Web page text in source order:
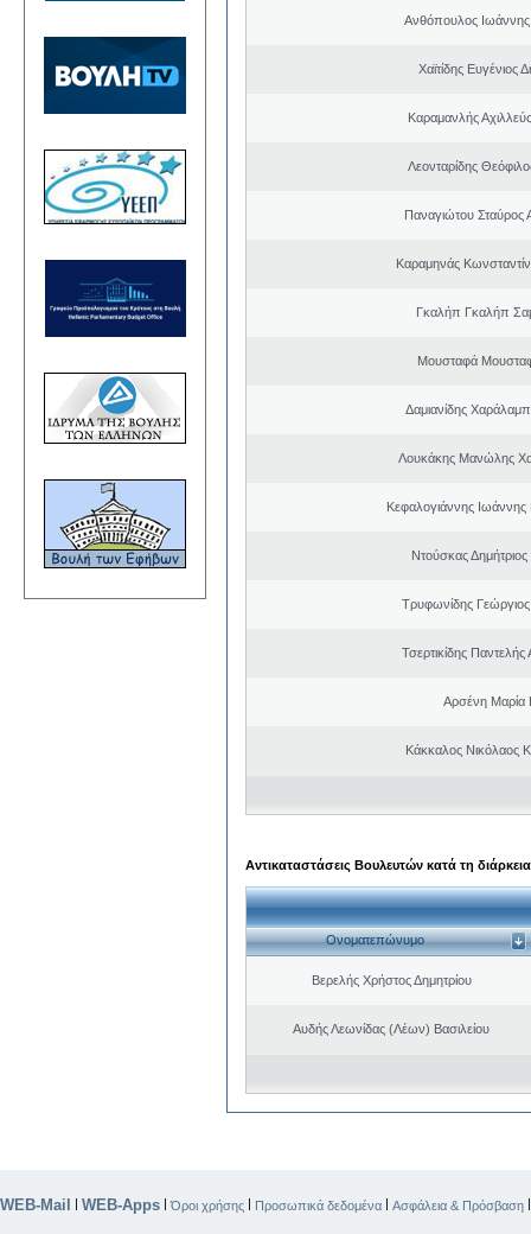
Ανθόπουλος Ιωάννης
Χαϊτίδης Ευγένιος
Καραμανλής
Λεονταρίδης
Παναγιώτου Σταύρος
Καραμηνάς
Γκαλήπ Γκαλήπ
Μουσταφά
Δαμιανίδης
Λουκάκης Μανώλης
Κεφαλογιάννης Ιωάννης
Ντούσκας
Τρυφωνίδης
Τσερτικίδης Παντελής
Αρσένη Μαρία
Κάκκαλος Νικόλαος
Αντικαταστάσεις Βουλευτών κατά τη
Ονοματεπώνυμο
Βερελής Χρήστος Δημητρίου
Αυδής Λεωνίδας (Λέων) Βασιλείου
WEB-Mail | WEB-Apps |Όροι χρήσης | Προσωπικά δεδομένα | Ασφάλεια & Πρόσβαση